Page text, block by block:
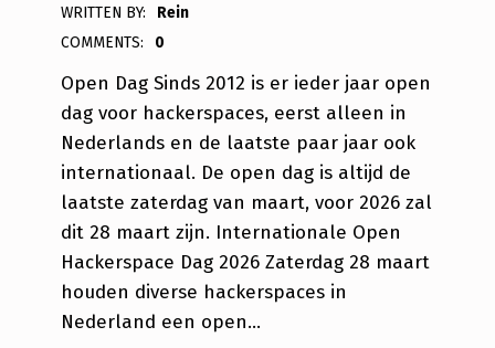
WRITTEN BY:
Rein
COMMENTS:
0
Open Dag Sinds 2012 is er ieder jaar open
dag voor hackerspaces, eerst alleen in
Nederlands en de laatste paar jaar ook
internationaal. De open dag is altijd de
laatste zaterdag van maart, voor 2026 zal
dit 28 maart zijn. Internationale Open
Hackerspace Dag 2026 Zaterdag 28 maart
houden diverse hackerspaces in
Nederland een open…